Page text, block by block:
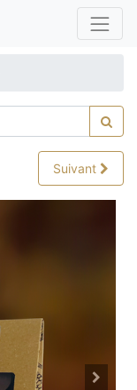
Suivant